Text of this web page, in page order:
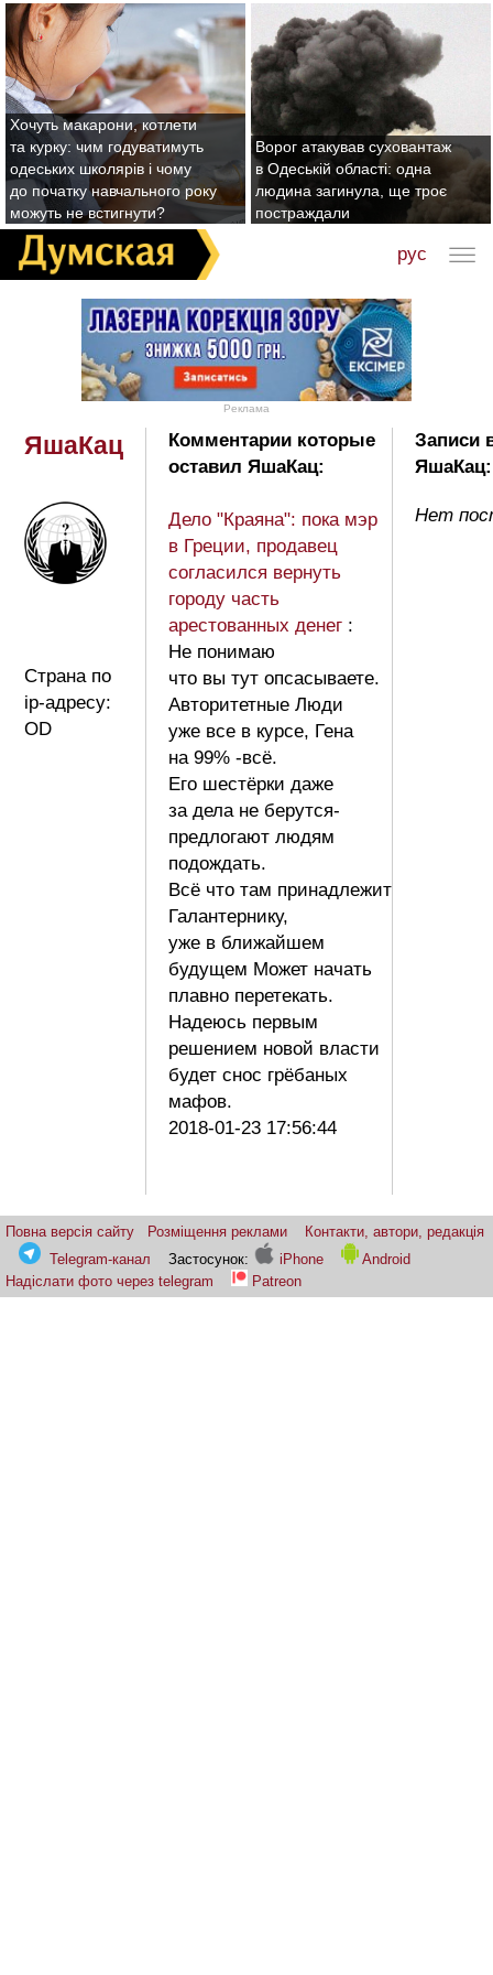
Хочуть макарони, котлети
та курку: чим годуватимуть
одеських школярів і чому
до початку навчального року
можуть не встигнути?
Ворог атакував суховантаж
в Одеській області: одна
людина загинула, ще троє
постраждали
рус
Реклама
ЯшаКац
Страна по
ip-адресу:
OD
Комментарии которые
оставил ЯшаКац:
Дело "Краяна": пока мэр
в Греции, продавец
согласился вернуть
городу часть
арестованных денег :
Не понимаю
что вы тут опсасываете.
Авторитетные Люди
уже все в курсе, Гена
на 99% -всё.
Его шестёрки даже
за дела не берутся-
предлогают людям
подождать.
Всё что там принадлежит
Галантернику,
уже в ближайшем
будущем Может начать
плавно перетекать.
Надеюсь первым
решением новой власти
будет снос грёбаных
мафов.
2018-01-23 17:56:44
Записи
ЯшаКац:
Нет
Повна версія сайту Розміщення реклами
Контакти, автори, редакція
Telegram-канал
Застосунок: iPhone
Android
Надіслати фото через telegram
Patreon